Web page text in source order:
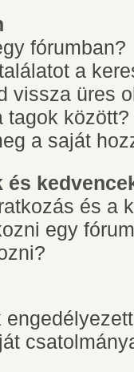
fórumban?
a
vissza üres
tagok között?
a saját
és
és a
egy